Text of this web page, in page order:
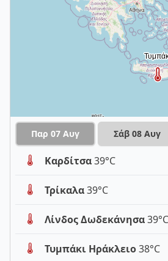
Παρ 07 Αυγ Σάβ 08 Αυγ
Καρδίτσα39°C
Τρίκαλα39°C
Λίνδος Δωδεκάνησα39°C
Τυμπάκι Ηράκλειο38°C